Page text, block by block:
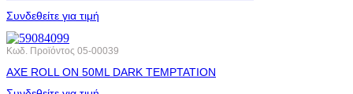
Συνδεθείτε για τιμή
Κωδ. Προϊόντος 05-00039
AXE ROLL ΟΝ 50ML DARK ΤΕΜΡΤΑΤΙΟΝ